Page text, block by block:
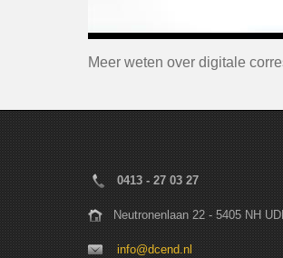
Meer weten over digitale
0413 - 27 03 27
Neutronenlaan 22 - 5405 NH
info@dcend.nl